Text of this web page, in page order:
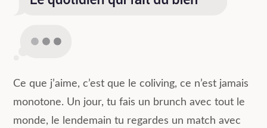
Ce que j’aime, c’est que le coliving, ce n’est jamais
monotone. Un jour, tu fais un brunch avec tout le
monde, le lendemain tu regardes un match avec